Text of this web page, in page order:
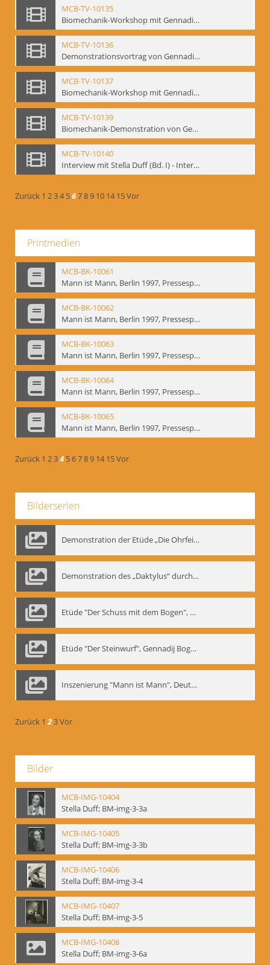
MCB-TV-10135
Biomechanik-Workshop mit Gennadij Bogdanow, Berlin 1991 - Interne Signatur: BM-vid-50
MCB-TV-10136
Demonstrationsvortrag von Gennadij Bogdanow, Frankfurt a.M., 1992 - Interne Signatur: BM-vid-51
MCB-TV-10137
Biomechanik-Workshop mit Gennadij Bogdanow, Mime Centrum Berlin, Oktober 1992 - Interne Signatur: BM-vid-53
MCB-TV-10139
Biomechanik-Demonstration von Gennadij Bogdanow im Filmtheater am Friedrichshain, Oktober 1992 - Interne Signatur: BM-vid-56
MCB-TV-10140
Interview mit Stella Duff (Bd. I) - Interne Signatur: BM-vid-57
Zurück 1 234 56789 10 14 15Vor
Printmedien
MCB-BK-10061
Mann ist Mann, Berlin 1997, Pressespiegel - interne Signatur: BM-prt-262-9
MCB-BK-10062
Mann ist Mann, Berlin 1997, Pressespiegel - interne Signatur: BM-prt-262-10
MCB-BK-10063
Mann ist Mann, Berlin 1997, Pressespiegel - interne Signatur: BM-prt-262-11
MCB-BK-10064
Mann ist Mann, Berlin 1997, Pressespiegel - interne Signatur: BM-prt-262-12
MCB-BK-10065
Mann ist Mann, Berlin 1997, Pressespiegel - interne Signatur: BM-prt-262-13
Zurück 1 234 56789 14 15Vor
Bilderserien
Demonstration der Etüde „Die Ohrfeige“
Demonstration des „Daktylus“ durch Gennadij Nikolajewitsch Bogdanow, Berlin 1991
Etüde "Der Schuss mit dem Bogen", Gennadij Bogdanow
Etüde "Der Steinwurf", Gennadij Bogdanow
Inszenierung "Mann ist Mann", Deutsches Theater Berlin, 1997
Zurück 1 23Vor
Bilder
MCB-IMG-10404
Stella Duff; BM-img-3-3a
MCB-IMG-10405
Stella Duff; BM-img-3-3b
MCB-IMG-10406
Stella Duff; BM-img-3-4
MCB-IMG-10407
Stella Duff; BM-img-3-5
MCB-IMG-10408
Stella Duff; BM-img-3-6a